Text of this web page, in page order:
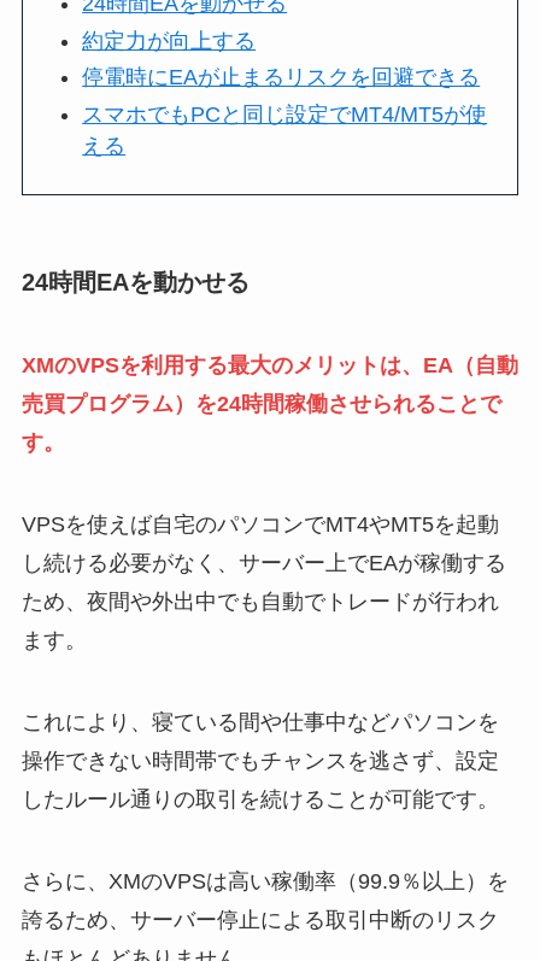
約定力が向上する
停電時にEAが止まるリスクを回避できる
スマホでもPCと同じ設定でMT4/MT5が使
える
24時間EAを動かせる
XMのVPSを利用する最大のメリットは、EA（自動
売買プログラム）を24時間稼働させられることで
す。
VPSを使えば自宅のパソコンでMT4やMT5を起動
し続ける必要がなく、サーバー上でEAが稼働する
ため、夜間や外出中でも自動でトレードが行われ
ます。
これにより、寝ている間や仕事中などパソコンを
操作できない時間帯でもチャンスを逃さず、設定
したルール通りの取引を続けることが可能です。
さらに、XMのVPSは高い稼働率（99.9％以上）を
誇るため、サーバー停止による取引中断のリスク